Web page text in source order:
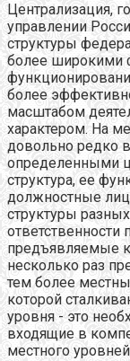
Централизация,
управлении
структуры
более широкими
более
масштабом
характером. На
довольно редко
определенными
структура, ее
должностные
структуры
предъявляемые
несколько раз
тем более
которой
уровня - это
входящие в
местного